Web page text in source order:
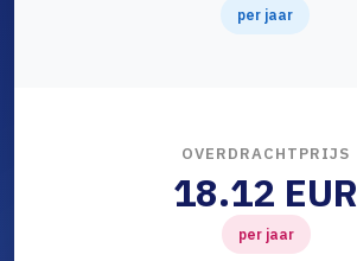
per jaar
OVERDRACHTPRIJS
18.12 EUR
per jaar